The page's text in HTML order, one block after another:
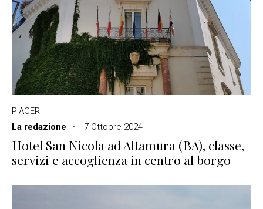
PIACERI
La redazione
7 Ottobre 2024
Hotel San Nicola ad Altamura (BA), classe,
servizi e accoglienza in centro al borgo